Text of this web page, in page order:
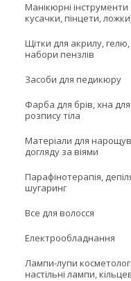
Манікюрні інструменти
кусачки, пінцети,
Щітки для акрилу, гелю,
набори пензлів
Засоби для педикюру
Фарба для брів, хна для
розпису тіла
Матеріали для
догляду за віями
Парафінотерапія,
шугаринг
Все для волосся
Електрообладнання
Лампи-лупи
настільні лампи,